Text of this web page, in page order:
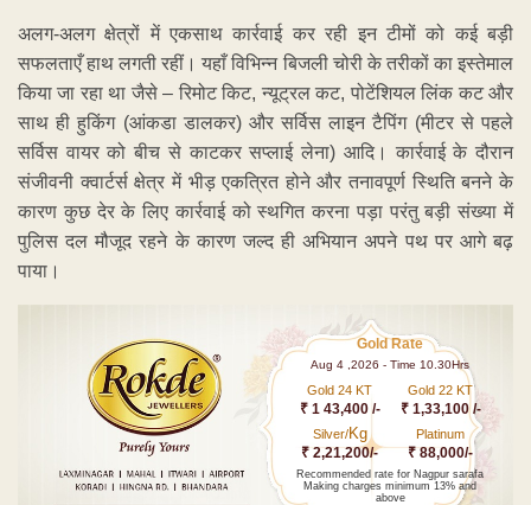
अलग-अलग क्षेत्रों में एकसाथ कार्रवाई कर रही इन टीमों को कई बड़ी
सफलताएँ हाथ लगती रहीं। यहाँ विभिन्न बिजली चोरी के तरीकों का इस्तेमाल
किया जा रहा था जैसे – रिमोट किट, न्यूट्रल कट, पोटेंशियल लिंक कट और
साथ ही हुकिंग (आंकडा डालकर) और सर्विस लाइन टैपिंग (मीटर से पहले
सर्विस वायर को बीच से काटकर सप्लाई लेना) आदि। कार्रवाई के दौरान
संजीवनी क्वार्टर्स क्षेत्र में भीड़ एकत्रित होने और तनावपूर्ण स्थिति बनने के
कारण कुछ देर के लिए कार्रवाई को स्थगित करना पड़ा परंतु बड़ी संख्या में
पुलिस दल मौजूद रहने के कारण जल्द ही अभियान अपने पथ पर आगे बढ़
पाया।
Gold Rate
Aug 4 ,2026 - Time 10.30Hrs
Gold 24 KT
₹ 1 43,400 /-
Gold 22 KT
₹ 1,33,100 /-
Silver/Kg
₹ 2,21,200/-
Platinum
₹ 88,000/-
Recommended rate for Nagpur sarafa
Making charges minimum 13% and
above